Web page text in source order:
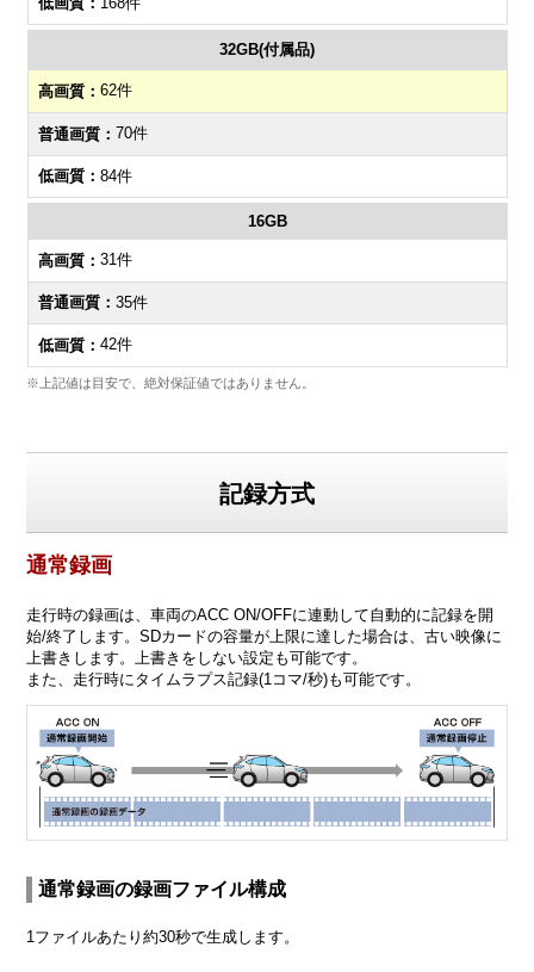
32GB(付属品)
62件
70件
84件
16GB
31件
35件
42件
※上記値は目安で、絶対保証値ではありません。
記録方式
通常録画
走行時の録画は、車両のACC ON/OFFに連動して自動的に記録を開
始/終了します。SDカードの容量が上限に達した場合は、古い映像に
上書きします。上書きをしない設定も可能です。
また、走行時にタイムラプス記録(1コマ/秒)も可能です。
通常録画の録画ファイル構成
1ファイルあたり約30秒で生成します。